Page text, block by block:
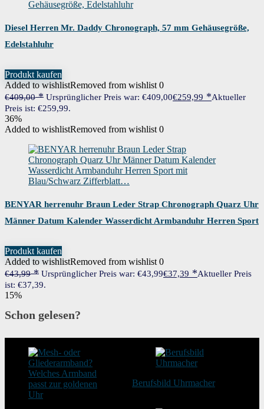
Diesel Herren Mr. Daddy Chronograph, 57 mm Gehäusegröße,
Edelstahluhr
Produkt kaufen
Added to wishlistRemoved from wishlist 0
€409,00 Ursprünglicher Preis war: €409,00€259,99
Aktueller
Preis ist: €259,99.
36%
Added to wishlistRemoved from wishlist 0
BENYAR herrenuhr Braun Leder Strap Chronograph Quarz Uhr
Männer Datum Kalender Wasserdicht Armbanduhr Herren Sport
Produkt kaufen
Added to wishlistRemoved from wishlist 0
€43,99 Ursprünglicher Preis war: €43,99€37,39
Aktueller Preis
ist: €37,39.
15%
Schon gelesen?
Berufsbild Uhrmacher